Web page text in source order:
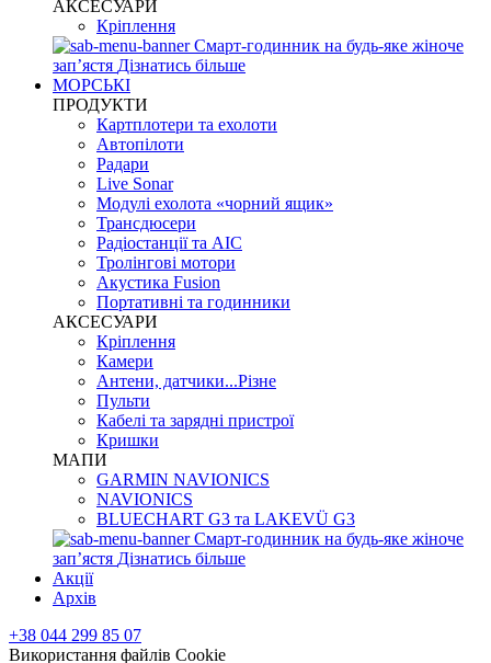
АКСЕСУАРИ
Кріплення
Смарт-годинник на будь-яке жіноче
запʼястя Дізнатись більше
МОРСЬКІ
ПРОДУКТИ
Картплотери та ехолоти
Автопілоти
Радари
Live Sonar
Модулі ехолота «чорний ящик»
Трансдюсери
Радіостанції та АІС
Тролінгові мотори
Акустика Fusion
Портативні та годинники
АКСЕСУАРИ
Кріплення
Камери
Антени, датчики...Різне
Пульти
Кабелі та зарядні пристрої
Кришки
МАПИ
GARMIN NAVIONICS
NAVIONICS
BLUECHART G3 та LAKEVÜ G3
Смарт-годинник на будь-яке жіноче
запʼястя Дізнатись більше
Акції
Архів
+38 044 299 85 07
Використання файлів Cookie